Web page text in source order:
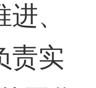
、
责实